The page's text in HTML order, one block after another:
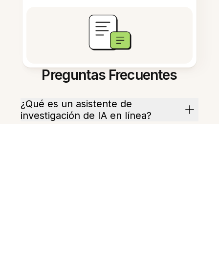
Preguntas Frecuentes
¿Qué es un asistente de
investigación de IA en línea?